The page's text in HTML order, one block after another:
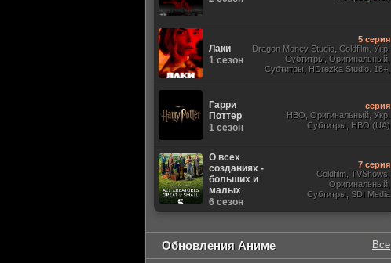
Лаки
1 сезон
5 серия
Dragon Money Studio, Coldfilm, Укр.
Субтитры, Оригинальный,
Субтитры, HDrezka Studio. 18+,
Гарри
Поттер
1 сезон
серия
HBO, Оригинальный, Укр.
Субтитры, HBO (UA)
О всех
созданиях -
больших и
малых
6 сезон
7 серия
Coldfilm, TVShows,
Оригинальный,
Субтитры, SDI Media
Обновления Аниме Все